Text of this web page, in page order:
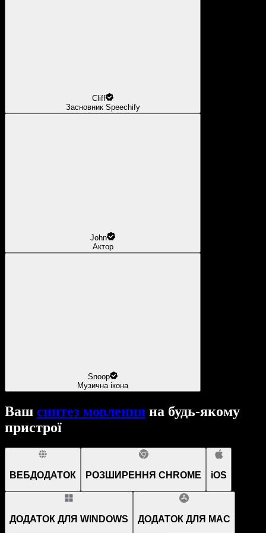
Cliff
Засновник Speechify
John
Актор
Snoop
Музична ікона
Ваш синтез мовлення на будь-якому
пристрої
ВЕБДОДАТОК РОЗШИРЕННЯ CHROME iOS
ДОДАТОК ДЛЯ WINDOWS ДОДАТОК ДЛЯ MAC